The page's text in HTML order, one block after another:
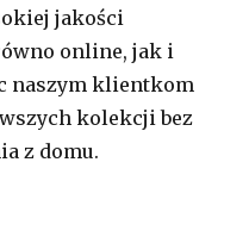
jakości
online, jak i
naszym klientkom
kolekcji bez
z domu.